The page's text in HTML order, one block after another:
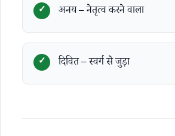
अनय – नेतृत्व करने वाला
दिवित – स्वर्ग से जुड़ा